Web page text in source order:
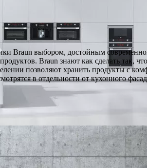
Braun выбором, достойным
Braun знают как сделать так,
позволяют хранить продукты с
в отдельности от кухонного